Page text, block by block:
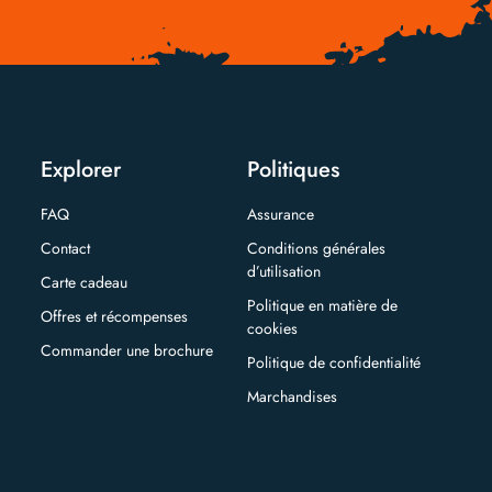
Explorer
FAQ
Contact
Carte cadeau
Offres et récompenses
Commander une brochure
Politiques
Assurance
Conditions générales
d’utilisation
Politique en matière de
cookies
Politique de confidentialité
Marchandises